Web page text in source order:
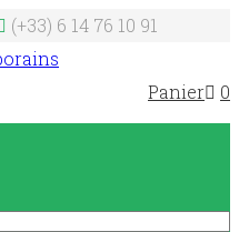
(+33) 6 14 76 10 91
Panier 0